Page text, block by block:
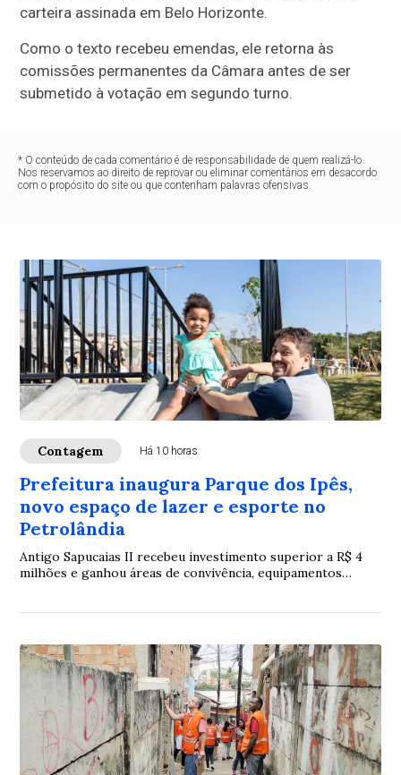
carteira assinada em Belo Horizonte.
Como o texto recebeu emendas, ele retorna às
comissões permanentes da Câmara antes de ser
submetido à votação em segundo turno.
* O conteúdo de cada comentário é de responsabilidade de quem realizá-lo.
Nos reservamos ao direito de reprovar ou eliminar comentários em desacordo
com o propósito do site ou que contenham palavras ofensivas.
Contagem Há 10 horas
Prefeitura inaugura Parque dos Ipês,
novo espaço de lazer e esporte no
Petrolândia
Antigo Sapucaias II recebeu investimento superior a R$ 4
milhões e ganhou áreas de convivência, equipamentos